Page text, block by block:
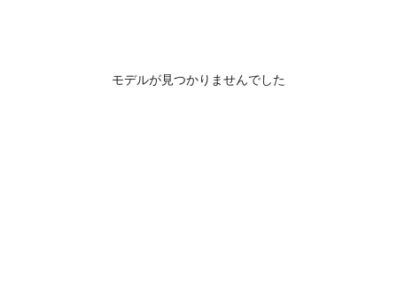
モデルが見つかりませんでした